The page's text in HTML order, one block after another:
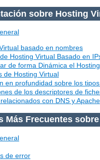
sobre Hosting
basado en nombres
Hosting Virtual Basado en
de forma Dinámica el
de Hosting Virtual
en profundidad sobre los
de los descriptores de
con DNS y Apache
Más Frecuentes
de error